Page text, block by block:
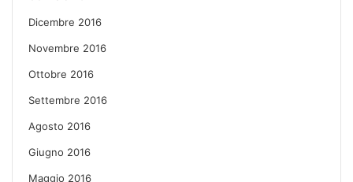
Dicembre 2016
Novembre 2016
Ottobre 2016
Settembre 2016
Agosto 2016
Giugno 2016
Maggio 2016